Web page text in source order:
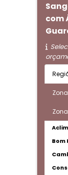
com
Bom